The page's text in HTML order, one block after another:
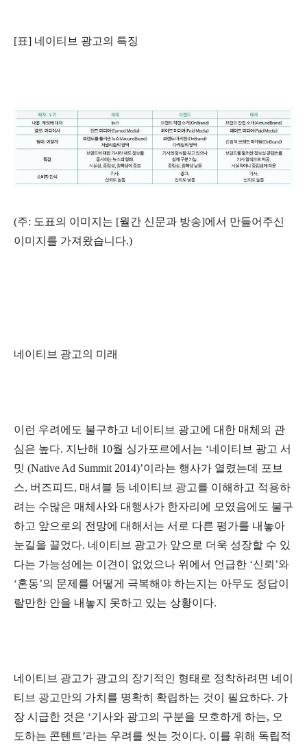
[표] 네이티브 광고의 특징
(주: 도표의 이미지는 [월간 신문과 방송]에서 만들어주신
이미지를 가져왔습니다.)
네이티브 광고의 미래
이런 우려에도 불구하고 네이티브 광고에 대한 매체의 관
심은 높다. 지난해 10월 싱가포르에서는 ‘네이티브 광고 서
밋 (Native Ad Summit 2014)’이라는 행사가 열렸는데 포브
스, 버즈피드, 매셔블 등 네이티브 광고를 이해하고 적용하
려는 수많은 매체사와 대행사가 한자리에 모였음에도 불구
하고 앞으로의 전망에 대해서는 서로 다른 평가를 내놓아
눈길을 끌었다. 네이티브 광고가 앞으로 더욱 성장할 수 있
다는 가능성에는 이견이 없었으나 위에서 언급한 ‘신뢰’와
‘혼동’의 문제를 어떻게 극복해야 하는지는 아무도 정답이
랄만한 안을 내놓지 못하고 있는 상황이다.
네이티브 광고가 광고의 장기적인 형태로 정착하려면 네이
티브 광고만의 가치를 명확히 확립하는 것이 필요하다. 가
장 시급한 것은 ‘기사와 광고의 구분을 모호하게 하는, 오
도하는 콘텐트’라는 우려를 씻는 것이다. 이를 위해 독립적